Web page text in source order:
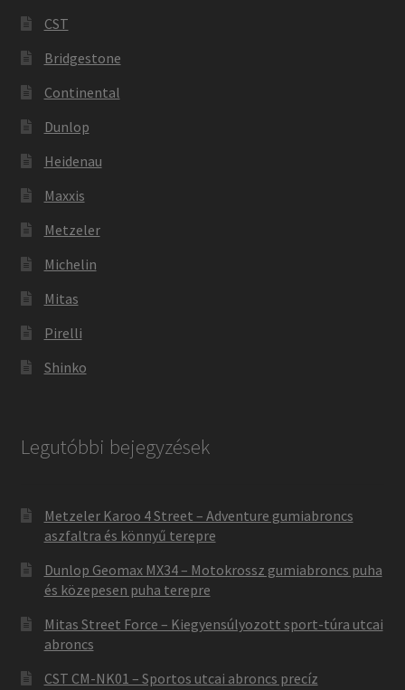
CST
Bridgestone
Continental
Dunlop
Heidenau
Maxxis
Metzeler
Michelin
Mitas
Pirelli
Shinko
Legutóbbi bejegyzések
Metzeler Karoo 4 Street – Adventure gumiabroncs
aszfaltra és könnyű terepre
Dunlop Geomax MX34 – Motokrossz gumiabroncs puha
és közepesen puha terepre
Mitas Street Force – Kiegyensúlyozott sport-túra utcai
abroncs
CST CM-NK01 – Sportos utcai abroncs precíz